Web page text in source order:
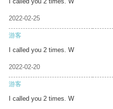
2022-02-25
游客
I called you 2 times. W
2022-02-20
游客
I called you 2 times. W